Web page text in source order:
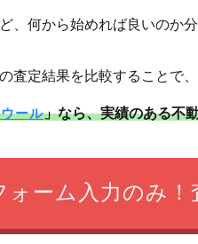
、何から始めれば良いのか
査定結果を比較することで
ール」なら、実績のある不
ォーム入力のみ！